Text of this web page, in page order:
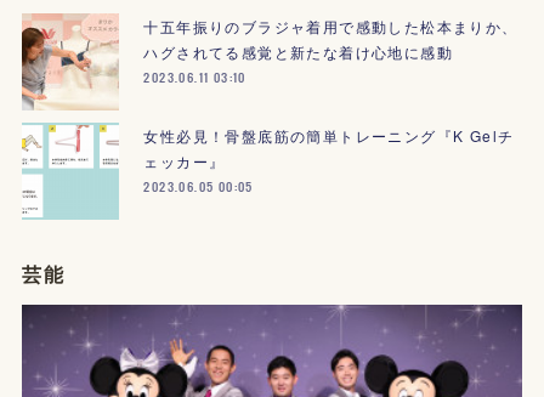
十五年振りのブラジャ着用で感動した松本まりか、
ハグされてる感覚と新たな着け心地に感動
2023.06.11 03:10
女性必見！骨盤底筋の簡単トレーニング『K Gelチ
ェッカー』
2023.06.05 00:05
芸能